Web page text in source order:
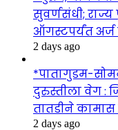
सुवर्णसंधी; राज्य
ऑगस्टपर्यंत अर्ज
2 days ago
*पातागुडम-
दुरुस्तीला वेग :
तातडीने
2 days ago